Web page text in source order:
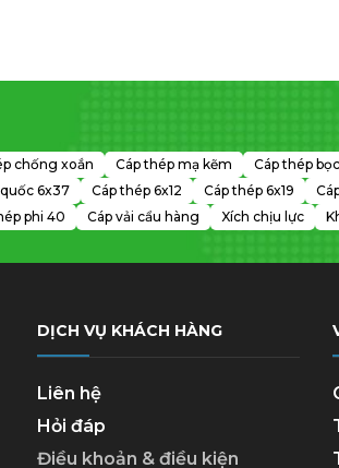
chống xoắn Cáp thép mạ kẽm Cáp thép
6x37 Cáp thép 6x12 Cáp thép 6x19
phi 40 Cáp vải cẩu hàng Xích chịu lực
DỊCH VỤ KHÁCH HÀNG
Liên hệ
Hỏi đáp
Điều khoản & điều kiện